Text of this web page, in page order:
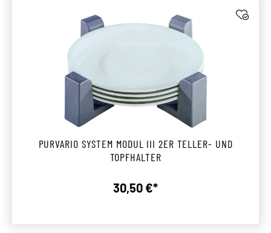
PURVARIO SYSTEM MODUL III 2ER TELLER- UND
TOPFHALTER
Regulärer Preis:
30,50 €*